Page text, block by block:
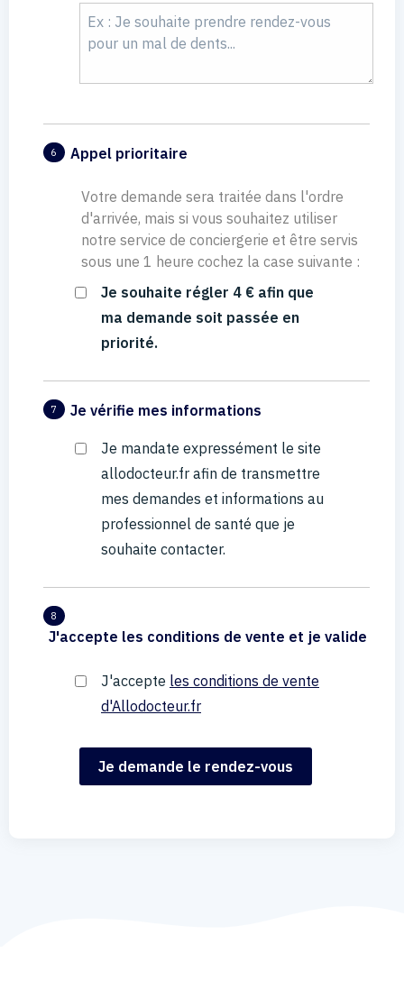
6 Appel prioritaire
Votre demande sera traitée dans l'ordre
d'arrivée, mais si vous souhaitez utiliser
notre service de conciergerie et être servis
sous une 1 heure cochez la case suivante :
Je souhaite régler 4 € afin que
ma demande soit passée en
priorité.
7 Je vérifie mes informations
Je mandate expressément le site
allodocteur.fr afin de transmettre
mes demandes et informations au
professionnel de santé que je
souhaite contacter.
8
J'accepte les conditions de vente et je valide
J'accepte les conditions de vente
d'Allodocteur.fr